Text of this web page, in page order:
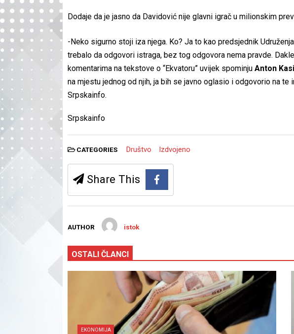
Dodaje da je jasno da Davidović nije glavni igrač u milionskim
-Neko sigurno stoji iza njega. Ko? Ja to kao predsjednik
trebalo da odgovori istraga, bez tog odgovora nema pravde.
komentarima na tekstove o “Ekvatoru” uvijek spominju Anton
na mjestu jednog od njih, ja bih se javno oglasio i odgovorio na
Srpskainfo.
Srpskainfo
CATEGORIES Društvo Izdvojeno
Share This
AUTHOR istok
OSTALI ČLANCI
EKONOMIJA